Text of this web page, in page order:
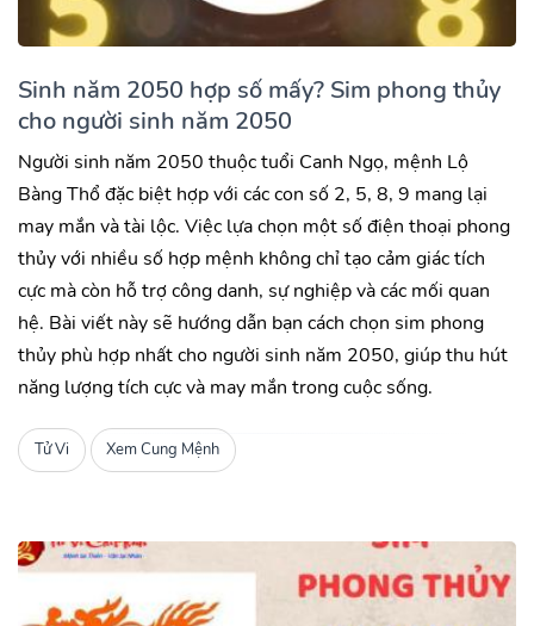
Sinh năm 2050 hợp số mấy? Sim phong thủy
cho người sinh năm 2050
Người sinh năm 2050 thuộc tuổi Canh Ngọ, mệnh Lộ
Bàng Thổ đặc biệt hợp với các con số 2, 5, 8, 9 mang lại
may mắn và tài lộc. Việc lựa chọn một số điện thoại phong
thủy với nhiều số hợp mệnh không chỉ tạo cảm giác tích
cực mà còn hỗ trợ công danh, sự nghiệp và các mối quan
hệ. Bài viết này sẽ hướng dẫn bạn cách chọn sim phong
thủy phù hợp nhất cho người sinh năm 2050, giúp thu hút
năng lượng tích cực và may mắn trong cuộc sống.
Tử Vi Xem Cung Mệnh